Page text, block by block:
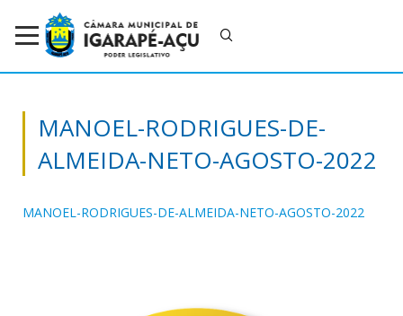
MANOEL-RODRIGUES-DE-
ALMEIDA-NETO-AGOSTO-2022
MANOEL-RODRIGUES-DE-ALMEIDA-NETO-AGOSTO-2022